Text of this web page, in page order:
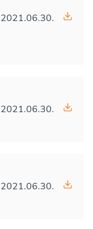
2021.06.30.
2021.06.30.
2021.06.30.